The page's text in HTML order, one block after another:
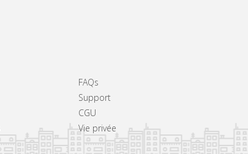
FAQs
Support
CGU
Vie privée